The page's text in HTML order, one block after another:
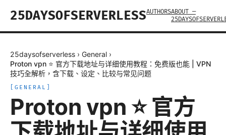
25DAYSOFSERVERLESSAUTHORSABOUT —
25daysofserverless › General ›
Proton vpn ⭐ 官方下载地址与详细使用教程：免费版也能 | VPN
技巧全解析，含下载、设定、比较与常见问题
GENERAL
Proton vpn ⭐ 官方